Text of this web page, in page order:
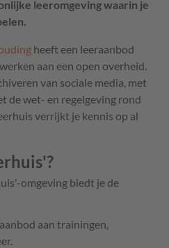
leeromgeving waarin je
heeft een leeraanbod
aan een open overheid.
van sociale media, met
de wet- en regelgeving rond
verrijkt je kennis op al
omgeving biedt je de
aan trainingen,